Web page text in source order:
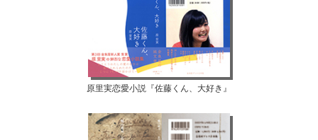
原里実恋愛小説『佐藤くん、大好き』